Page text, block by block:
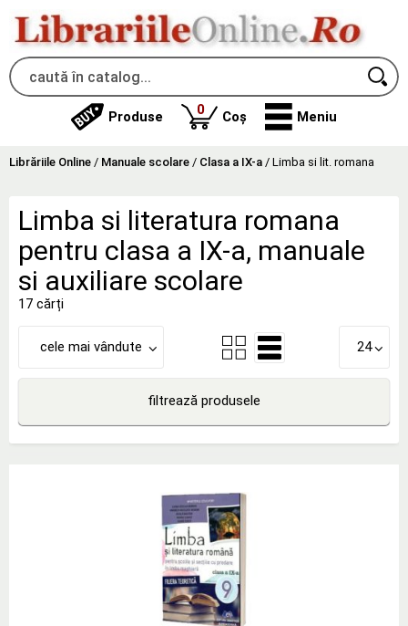
Produse 0produse
Coș Meniu
Librăriile Online / Manuale scolare / Clasa a IX-a / Limba si lit. romana
Limba si literatura romana
pentru clasa a IX-a, manuale
si auxiliare scolare
17 cărți
cele mai vândute 24
filtrează produsele